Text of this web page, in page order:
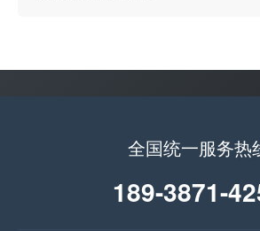
全国统一服务热
189-3871-